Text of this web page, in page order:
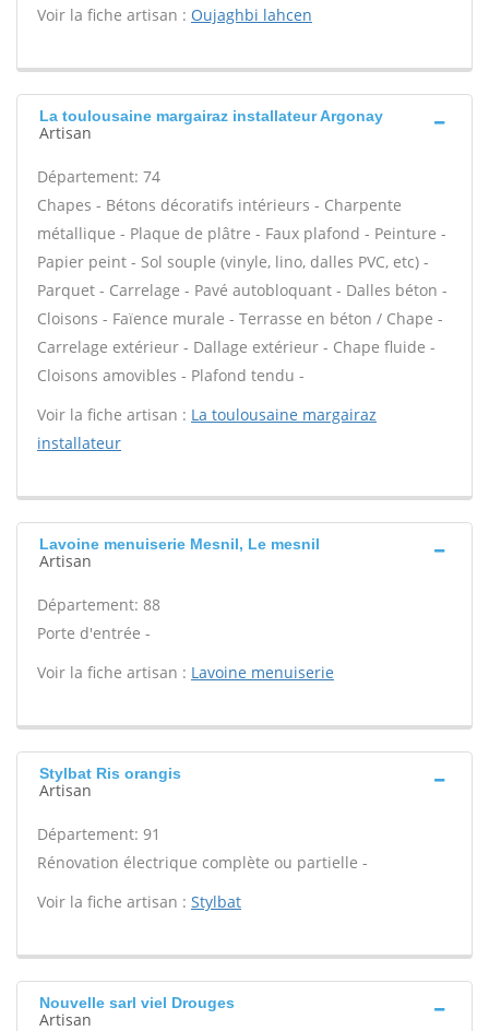
Voir la fiche artisan : Oujaghbi lahcen
La toulousaine margairaz installateur Argonay
Artisan
Département: 74
Chapes - Bétons décoratifs intérieurs - Charpente
métallique - Plaque de plâtre - Faux plafond - Peinture -
Papier peint - Sol souple (vinyle, lino, dalles PVC, etc) -
Parquet - Carrelage - Pavé autobloquant - Dalles béton -
Cloisons - Faïence murale - Terrasse en béton / Chape -
Carrelage extérieur - Dallage extérieur - Chape fluide -
Cloisons amovibles - Plafond tendu -
Voir la fiche artisan : La toulousaine margairaz
installateur
Lavoine menuiserie Mesnil, Le mesnil
Artisan
Département: 88
Porte d'entrée -
Voir la fiche artisan : Lavoine menuiserie
Stylbat Ris orangis
Artisan
Département: 91
Rénovation électrique complète ou partielle -
Voir la fiche artisan : Stylbat
Nouvelle sarl viel Drouges
Artisan